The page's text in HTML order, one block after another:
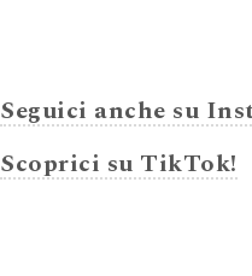
Seguici anche su
Scoprici su TikTok!